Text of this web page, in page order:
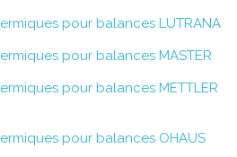
pour balances LUTRANA
pour balances MASTER
pour balances METTLER
pour balances OHAUS